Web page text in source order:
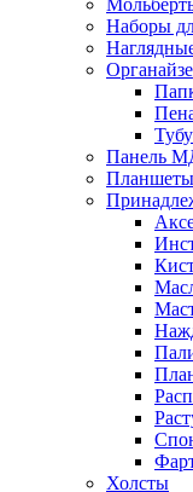
Наборы
Панель
Планшеты
Холсты